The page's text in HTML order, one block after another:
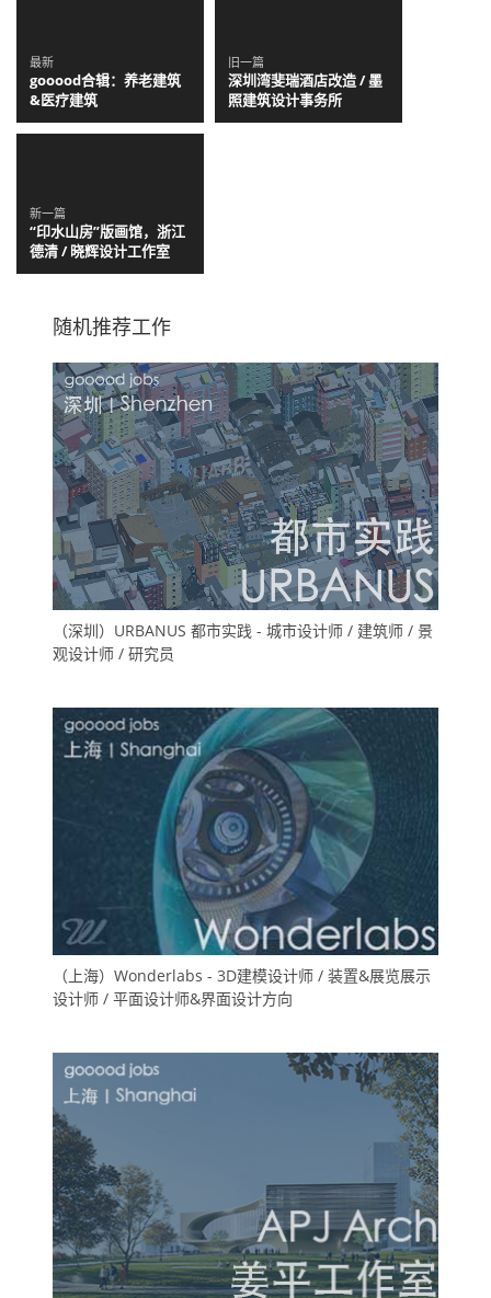
最新
gooood合辑：养老建筑
&医疗建筑
旧一篇
深圳湾斐瑞酒店改造 / 墨
照建筑设计事务所
新一篇
“印水山房”版画馆，浙江
德清 / 晓辉设计工作室
随机推荐工作
（深圳）URBANUS 都市实践 - 城市设计师 / 建筑师 / 景
观设计师 / 研究员
（上海）Wonderlabs - 3D建模设计师 / 装置&展览展示
设计师 / 平面设计师&界面设计方向